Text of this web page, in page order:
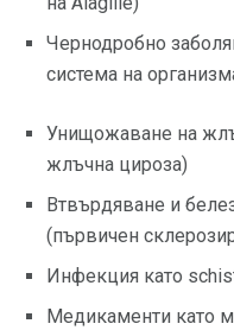
Чернодробно
система на
Унищожаване на
жлъчна цироза)
Втвърдяване и
(първичен
Инфекция като
Медикаменти като